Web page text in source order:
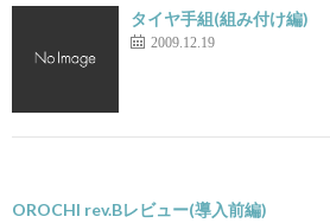
タイヤ手組(組み付け編)
2009.12.19
OROCHI rev.Bレビュー(導入前編)